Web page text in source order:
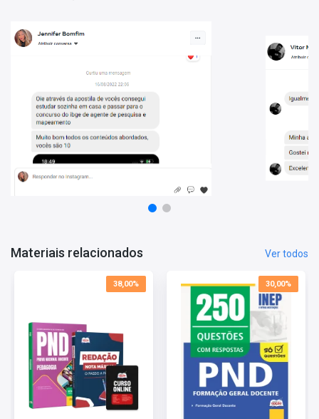
autores, visando à clareza e à amplitude na preparação.
Matérias da Apostila:
Formação Geral Docente
Conhecimentos Específicos
Informações Sobre o Concurso Prova Nacional Docente -
Vagas: Cadastro Reserva
Inscrições: De 22/06/2026 a 03/07/2026
Materiais relacionados Ver todos
38,00% 30,00%